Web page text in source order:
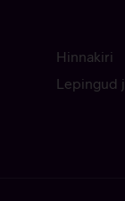
Hinnakiri
Lepingud